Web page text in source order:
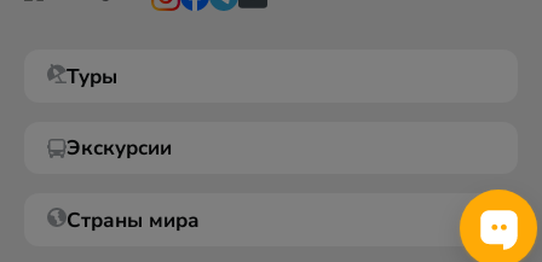
Туры
Экскурсии
Страны мира